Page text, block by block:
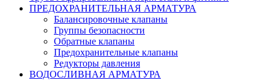
ПРЕДОХРАНИТЕЛЬНАЯ АРМАТУРА
Балансировочные клапаны
Группы безопасности
Обратные клапаны
Предохранительные клапаны
Редукторы давления
ВОДОСЛИВНАЯ АРМАТУРА